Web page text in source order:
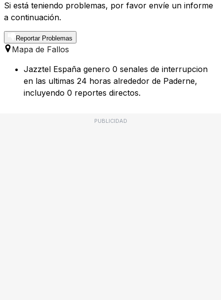
Si está teniendo problemas, por favor envíe un informe
a continuación.
Reportar Problemas
Mapa de Fallos
Jazztel España genero 0 senales de interrupcion
en las ultimas 24 horas alrededor de Paderne,
incluyendo 0 reportes directos.
PUBLICIDAD